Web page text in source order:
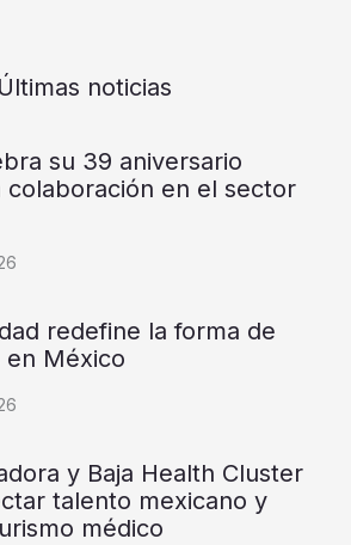
Últimas noticias
su 39 aniversario
colaboración en el sector
redefine la forma de
en México
y Baja Health Cluster
talento mexicano y
médico